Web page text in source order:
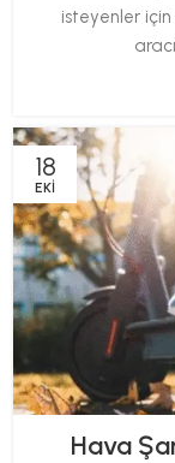
isteyenler
18
EKI
Hava